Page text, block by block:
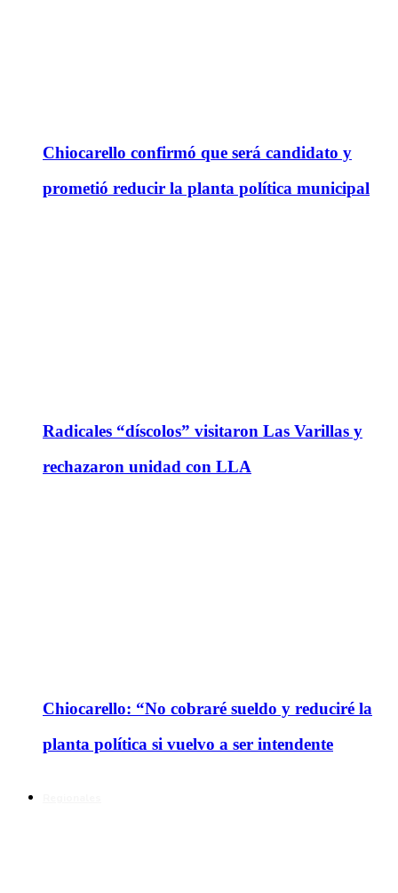
Chiocarello confirmó que será candidato y
prometió reducir la planta política municipal
Radicales “díscolos” visitaron Las Varillas y
rechazaron unidad con LLA
Chiocarello: “No cobraré sueldo y reduciré la
planta política si vuelvo a ser intendente